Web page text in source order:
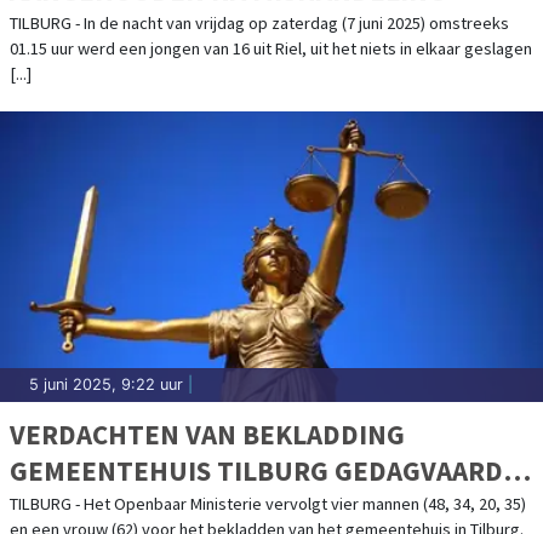
TILBURG - In de nacht van vrijdag op zaterdag (7 juni 2025) omstreeks
01.15 uur werd een jongen van 16 uit Riel, uit het niets in elkaar geslagen
[...]
5 juni 2025, 9:22 uur
VERDACHTEN VAN BEKLADDING
GEMEENTEHUIS TILBURG GEDAGVAARD
VOOR POLITIERECHTER
TILBURG - Het Openbaar Ministerie vervolgt vier mannen (48, 34, 20, 35)
en een vrouw (62) voor het bekladden van het gemeentehuis in Tilburg.